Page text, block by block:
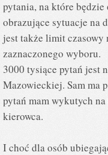
pytania, na które
obrazujące sytuacje na
jest także limit
zaznaczonego wyboru.
3000 tysiące pytań jest
Mazowieckiej. Sam ma
pytań mam wykutych
kierowca.
I choć dla osób